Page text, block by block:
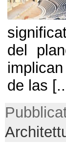
del
de las